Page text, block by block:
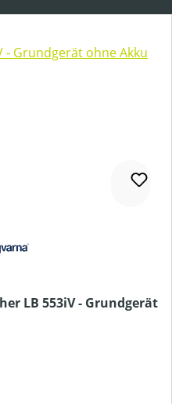
LB 553iV - Grundgerät